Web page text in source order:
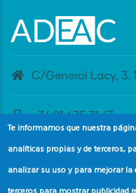
C/General Lacy, 3.
+34 91 435 31 47
Te informamos que nuestra
analíticas propias y de terceros,
analizar su uso y para mejorar la